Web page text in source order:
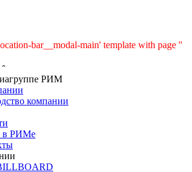
bar__modal-main' template with page ''
РИМ
компании
в РИМе